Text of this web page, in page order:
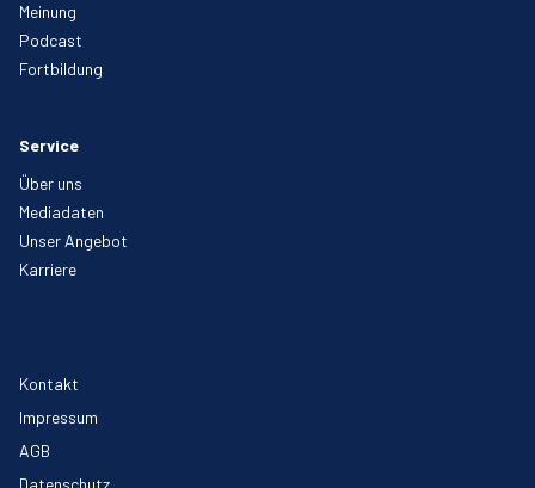
Meinung
Podcast
Fortbildung
Service
Über uns
Mediadaten
Unser Angebot
Karriere
Kontakt
Impressum
AGB
Datenschutz